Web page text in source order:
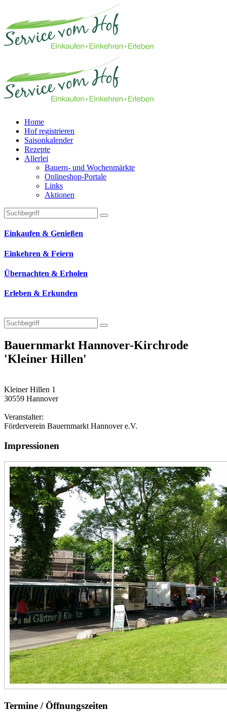
Home
Hof registrieren
Saisonkalender
Rezepte
Allerlei
Bauern- und Wochenmärkte
Onlineshop-Portale
Links
Aktionen
Technisches Feld: Suchfeld
Technisches Feld: Suchbutton
Suche absenden
Einkaufen & Genießen
Einkehren & Feiern
Übernachten & Erholen
Erleben & Erkunden
Bauernmarkt Hannover-Kirchrode
'Kleiner Hillen'
Kleiner Hillen 1
30559 Hannover
Veranstalter:
Förderverein Bauernmarkt Hannover e.V.
Impressionen
Termine / Öffnungszeiten